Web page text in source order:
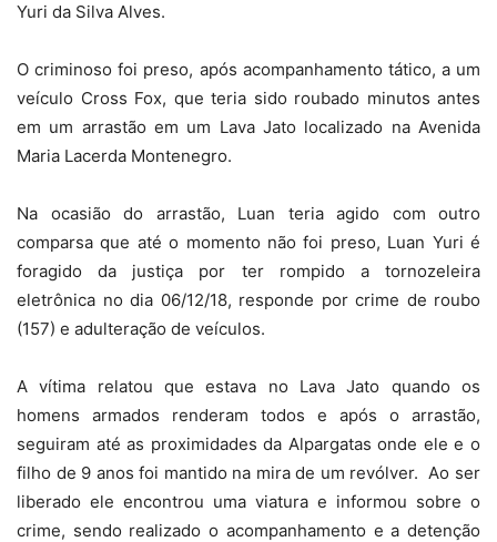
Yuri da Silva Alves.
O criminoso foi preso, após acompanhamento tático, a um
veículo Cross Fox, que teria sido roubado minutos antes
em um arrastão em um Lava Jato localizado na Avenida
Maria Lacerda Montenegro.
Na ocasião do arrastão, Luan teria agido com outro
comparsa que até o momento não foi preso, Luan Yuri é
foragido da justiça por ter rompido a tornozeleira
eletrônica no dia 06/12/18, responde por crime de roubo
(157) e adulteração de veículos.
A vítima relatou que estava no Lava Jato quando os
homens armados renderam todos e após o arrastão,
seguiram até as proximidades da Alpargatas onde ele e o
filho de 9 anos foi mantido na mira de um revólver. Ao ser
liberado ele encontrou uma viatura e informou sobre o
crime, sendo realizado o acompanhamento e a detenção